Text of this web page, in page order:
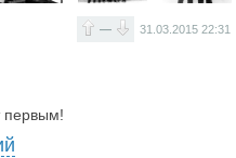
— 31.03.201522:31
первым!